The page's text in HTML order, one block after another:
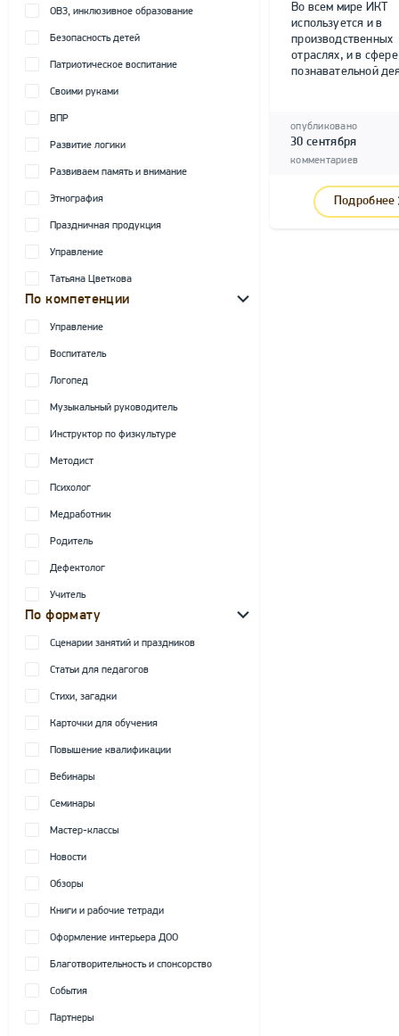
ОВЗ, инклюзивное образование
Безопасность детей
Патриотическое воспитание
Своими руками
ВПР
Развитие логики
Развиваем память и внимание
Этнография
Праздничная продукция
Управление
Татьяна Цветкова
По компетенции
Управление
Воспитатель
Логопед
Музыкальный руководитель
Инструктор по физкультуре
Методист
Психолог
Медработник
Родитель
Дефектолог
Учитель
По формату
Сценарии занятий и праздников
Статьи для педагогов
Стихи, загадки
Карточки для обучения
Повышение квалификации
Вебинары
Семинары
Мастер-классы
Новости
Обзоры
Книги и рабочие тетради
Оформление интерьера ДОО
Благотворительность и спонсорство
События
Партнеры
Во всем мире ИКТ
используется и в
производственных
отраслях, и в сфере
познавательной
опубликовано
30 сентября
комментариев
Подробнее